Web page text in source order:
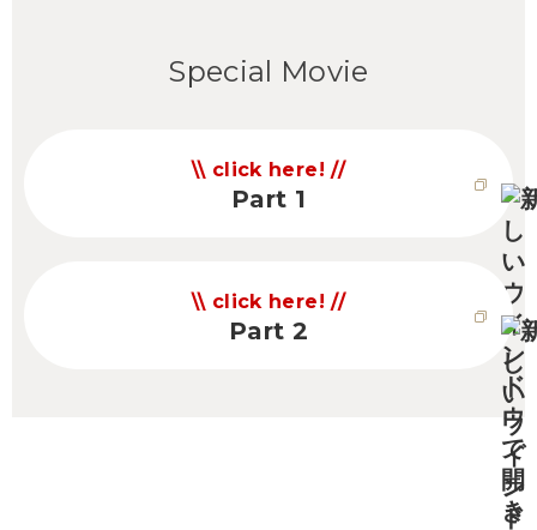
Special Movie
click here!
Part 1
click here!
Part 2